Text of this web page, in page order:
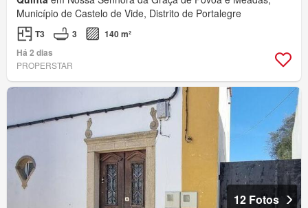
Município de Castelo de Vide, Distrito de Portalegre
T3 3
140 m²
Há 2 dias
PROPERSTAR
12 Fotos